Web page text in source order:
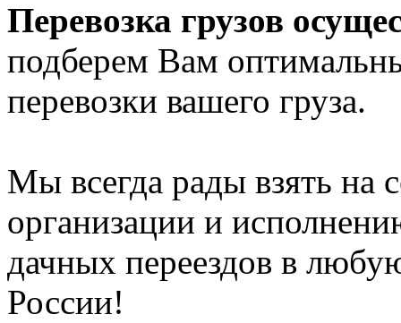
Перевозка грузов
подберем Вам
перевозки вашего груза.
Мы всегда рады взять на
организации и
дачных переездов в
России!